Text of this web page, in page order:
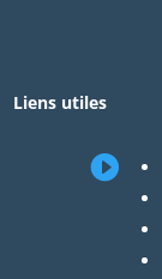
Liens utiles
